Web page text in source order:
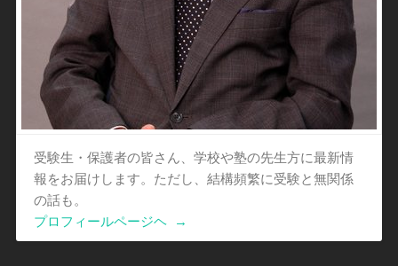
受験生・保護者の皆さん、学校や塾の先生方に最新情
報をお届けします。ただし、結構頻繁に受験と無関係
の話も。
プロフィールページヘ
→